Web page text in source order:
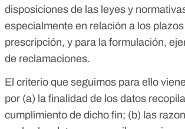
disposiciones de las leyes y
especialmente en relación a los
prescripción, y para la formulación,
de reclamaciones.
El criterio que seguimos para ello
por (a) la finalidad de los datos
cumplimiento de dicho fin; (b) las